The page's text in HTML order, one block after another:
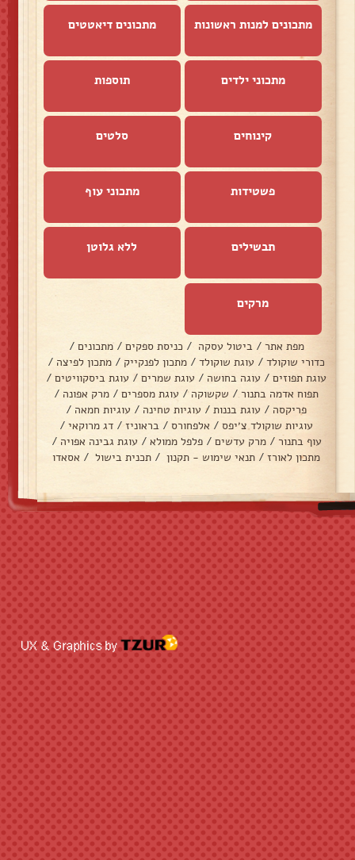
מתכונים למנות ראשונות מתכונים דיאטטים
מתכוני ילדים תוספות
קינוחים סלטים
פשטידות מתכוני עוף
תבשילים ללא גלוטן
מרקים
מפת אתר / ביטול עסקה / כניסת ספקים / מתכונים /
כדורי שוקולד / עוגת שוקולד / מתכון לפנקייק / מתכון לפיצה /
עוגת תפוזים / עוגה בחושה / עוגת שמרים / עוגת ביסקוויטים /
תפוח אדמה בתנור/ שקשוקה / עוגת מספרים / מרק אפונה /
פריקסה / עוגת בננות / עוגיות טחינה / עוגיות חמאה /
עוגיות שוקולד צ׳יפס / אלפחורס / בראוניז / דג מרוקאי /
עוף בתנור / מרק עדשים / פלפל ממולא / עוגת גבינה אפויה /
מתכון לאורז / תנאי שימוש - תקנון / תכנית בישול / אסאדו